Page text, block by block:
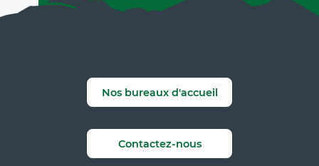
Nos bureaux d'accueil
Contactez-nous